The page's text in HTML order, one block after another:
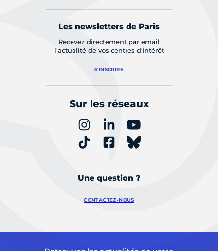
Les newsletters de Paris
Recevez directement par email
l'actualité de vos centres d'intérêt
S'INSCRIRE
Sur les réseaux
Une question ?
CONTACTEZ-NOUS